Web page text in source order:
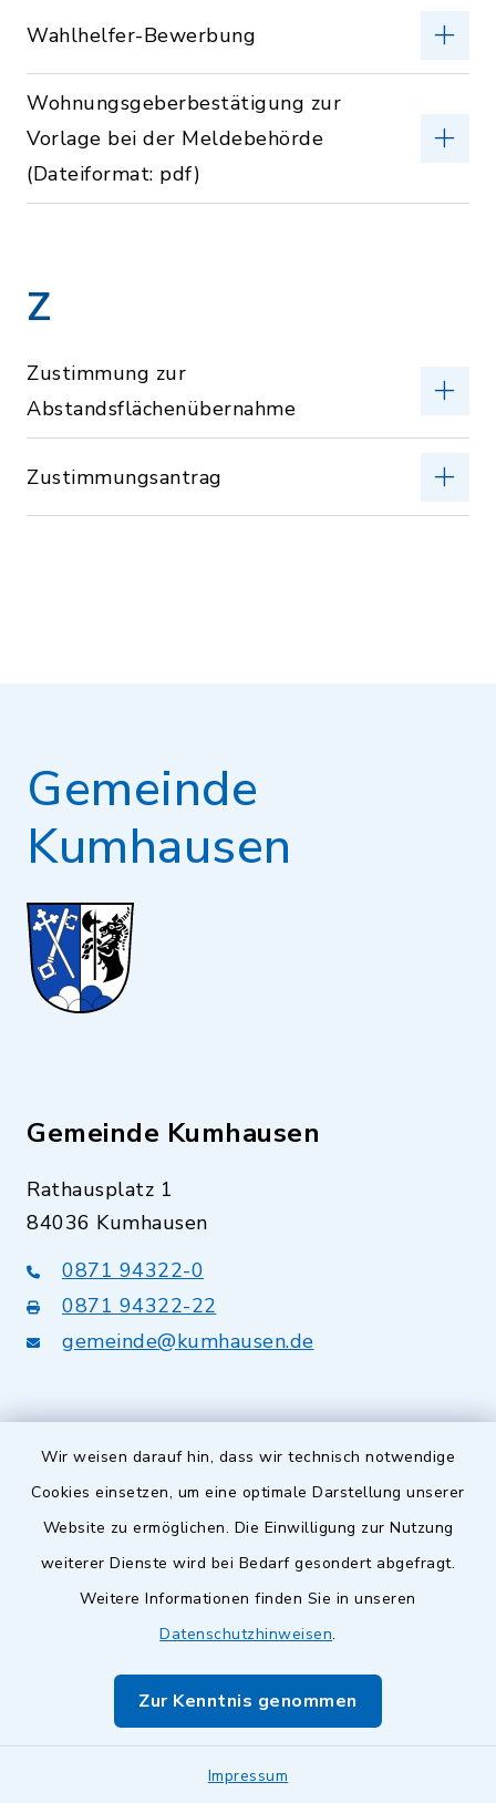
Wir weisen darauf hin, dass wir technisch notwendige
Cookies einsetzen, um eine optimale Darstellung unserer
Website zu ermöglichen. Die Einwilligung zur Nutzung
weiterer Dienste wird bei Bedarf gesondert abgefragt.
Weitere Informationen finden Sie in unseren
Datenschutzhinweisen.
Zur Kenntnis genommen
Impressum
Wahlhelfer-Bewerbung
Wohnungsgeberbestätigung zur
Vorlage bei der Meldebehörde
(Dateiformat: pdf)
Z
Zustimmung zur
Abstandsflächenübernahme
Zustimmungsantrag
Gemeinde
Kumhausen
Gemeinde Kumhausen
Rathausplatz 1
84036 Kumhausen
0871 94322-0
0871 94322-22
gemeinde@kumhausen.de
Öffnungszeiten
Dienstag bis Freitag:
08.00 - 12.00 Uhr
Donnerstag auch:
14.00 - 18.00 Uhr